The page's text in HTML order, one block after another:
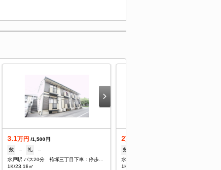
3.1万円 /1,500円
敷
-- 礼
--
水戸駅 バス20分 袴塚三丁目下車：停歩4分
1K/23.18㎡
2
敷
1K/23.14㎡